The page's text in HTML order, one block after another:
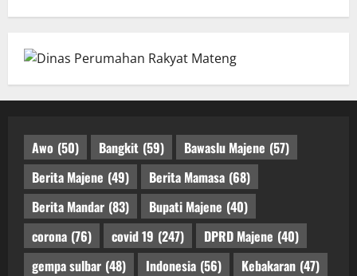
Awo (50) Bangkit (59) Bawaslu Majene (57)
Berita Majene (49) Berita Mamasa (68)
Berita Mandar (83) Bupati Majene (40)
corona (76) covid 19 (247) DPRD Majene (40)
gempa sulbar (48) Indonesia (56) Kebakaran (47)